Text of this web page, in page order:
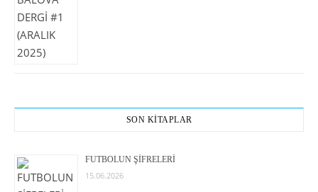
SON KİTAPLAR
FUTBOLUN ŞİFRELERİ
15.06.2026